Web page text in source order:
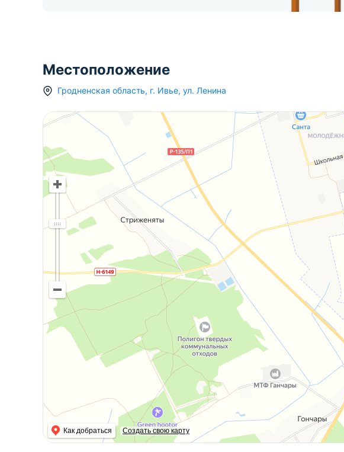
Местоположение
Гродненская область, г. Ивье, ул. Ленина
Как добраться Создать свою карту